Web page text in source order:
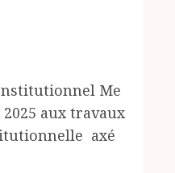
Me
aux travaux
axé